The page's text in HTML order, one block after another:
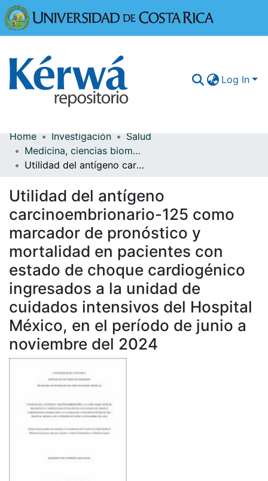
Log In
Communities & Collections
More Information
Browse Kérwá
Statistics
Home Investigación
Salud
Medicina, ciencias biomédicas y salud pública
Utilidad del antígeno carcinoembrionario-125 como marcador de pronóstico y mortalidad en pacientes con estado de choque cardiogénico ingresados a la unidad de cuidados intensivos del Hospital México, en el período de junio a noviembre del 2024
Utilidad del antígeno
carcinoembrionario-125 como
marcador de pronóstico y
mortalidad en pacientes con
estado de choque cardiogénico
ingresados a la unidad de
cuidados intensivos del Hospital
México, en el período de junio a
noviembre del 2024